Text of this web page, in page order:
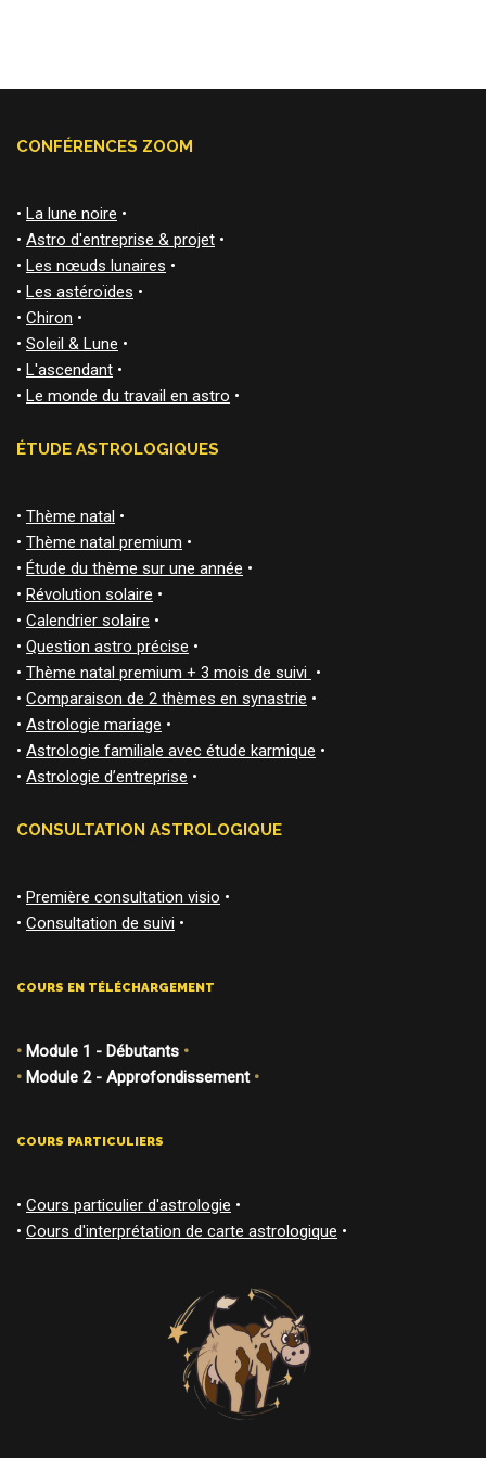
CONFÉRENCES ZOOM
• La lune noire •
• Astro d'entreprise & projet •
• Les nœuds lunaires •
• Les astéroïdes •
• Chiron •
• Soleil & Lune •
• L'ascendant •
• Le monde du travail en astro •
ÉTUDE ASTROLOGIQUES
• Thème natal •
• Thème natal premium •
• Étude du thème sur une année •
• Révolution solaire •
• Calendrier solaire •
• Question astro précise •
• Thème natal premium + 3 mois de suivi •
• Comparaison de 2 thèmes en synastrie •
• Astrologie mariage •
• Astrologie familiale avec étude karmique •
• Astrologie d’entreprise •
CONSULTATION ASTROLOGIQUE
• Première consultation visio •
• Consultation de suivi •
COURS EN TÉLÉCHARGEMENT
• Module 1 - Débutants •
• Module 2 - Approfondissement•
COURS PARTICULIERS
• Cours particulier d'astrologie •
• Cours d'interprétation de carte astrologique •